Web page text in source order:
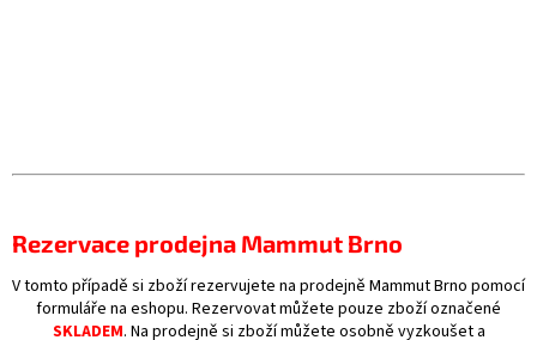
Rezervace prodejna Mammut Brno
V tomto případě si zboží rezervujete na prodejně Mammut Brno pomocí
formuláře na eshopu. Rezervovat můžete pouze zboží označené
SKLADEM. Na prodejně si zboží můžete osobně vyzkoušet a